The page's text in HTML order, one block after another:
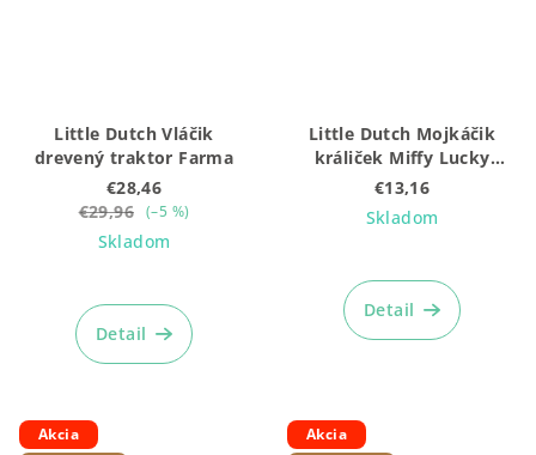
Little Dutch Vláčik
drevený traktor Farma
€28,46
€29,96 (–5 %)
Skladom
hodnotenie
produktu
Detail
Little Dutch Mojkáčik
králiček Miffy Lucky
Blossom
€13,16
Skladom
Detail
Akcia
Akcia